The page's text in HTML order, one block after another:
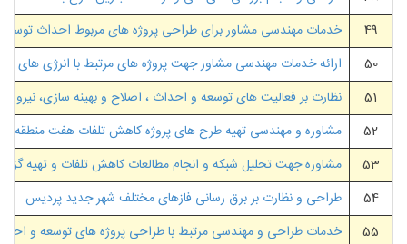
49
خدمات مهندسی مشاور برای طراحی پروژه های مربوط احداث
50
ارائه خدمات مهندسی مشاور جهت پروژه های مرتبط با انرژی های نو
51
نظارت بر فعالیت های توسعه و احداث ، اصلاح و بهینه سازی،
52
مشاوره و مهندسی تهیه طرح های پروژه کاهش تلفات هفت منطقه
53
مشاوره جهت تحلیل شبکه و انجام مطالعات کاهش تلفات و تهیه
54
طراحی و نظارت بر برق رسانی فازهای مختلف شهر جدید پردیس
55
خدمات طراحی و مهندسی مرتبط با طراحی پروژه های توسعه و